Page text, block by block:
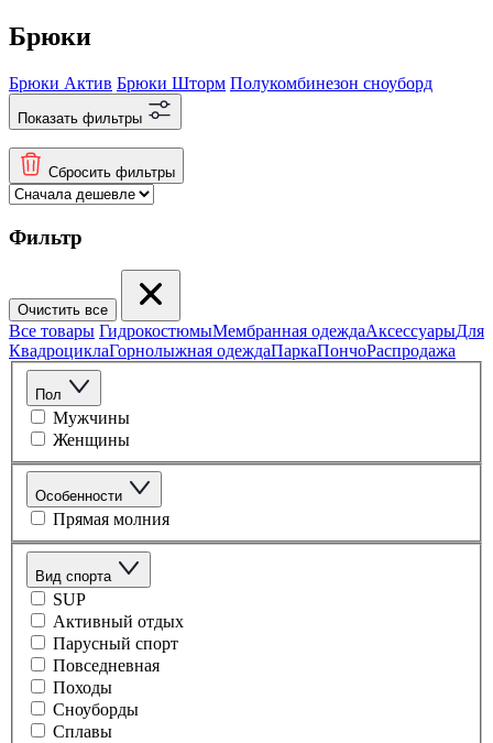
Брюки
Брюки Актив Брюки Шторм Полукомбинезон сноуборд
Показать фильтры
Сбросить фильтры
Фильтр
Очистить все
Все товары ГидрокостюмыМембранная одеждаАксесcуарыДля
КвадроциклаГорнолыжная одеждаПаркаПончоРаспродажа
Пол
Мужчины
Женщины
Особенности
Прямая молния
Вид спорта
SUP
Активный отдых
Парусный спорт
Повседневная
Походы
Сноуборды
Сплавы